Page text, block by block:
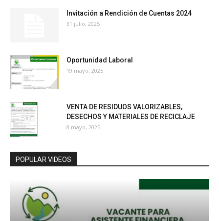
Invitación a Rendición de Cuentas 2024
31 julio, 2025
Oportunidad Laboral
19 mayo, 2025
VENTA DE RESIDUOS VALORIZABLES,
DESECHOS Y MATERIALES DE RECICLAJE
8 mayo, 2025
POPULAR VIDEOS